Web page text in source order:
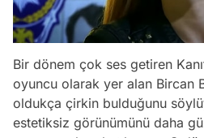
Bir dönem çok ses getiren
oyuncu olarak yer alan Bircan
oldukça çirkin bulduğunu
estetiksiz görünümünü daha